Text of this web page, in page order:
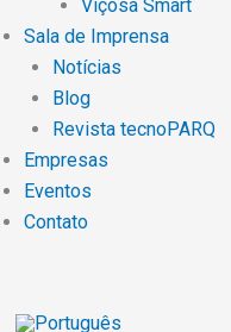
Viçosa Smart
Sala de Imprensa
Notícias
Blog
Revista tecnoPARQ
Empresas
Eventos
Contato